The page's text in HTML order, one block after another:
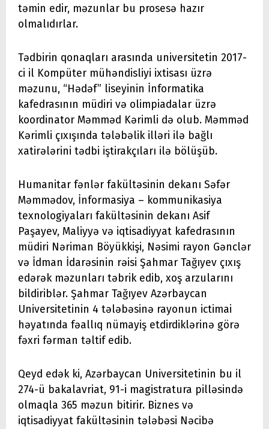
təmin edir, məzunlar bu prosesə hazır
olmalıdırlar.
Tədbirin qonaqları arasında universitetin 2017-
ci il Kompüter mühəndisliyi ixtisası üzrə
məzunu, “Hədəf” liseyinin İnformatika
kafedrasının müdiri və olimpiadalar üzrə
koordinator Məmməd Kərimli də olub. Məmməd
Kərimli çıxışında tələbəlik illəri ilə bağlı
xatirələrini tədbi iştirakçıları ilə bölüşüb.
Humanitar fənlər fakültəsinin dekanı Səfər
Məmmədov, İnformasiya – kommunikasiya
texnologiyaları fakültəsinin dekanı Asif
Paşayev, Maliyyə və iqtisadiyyat kafedrasının
müdiri Nəriman Böyükkişi, Nəsimi rayon Gənclər
və İdman İdarəsinin rəisi Şahmar Tağıyev çıxış
edərək məzunları təbrik edib, xoş arzularını
bildiriblər. Şahmar Tağıyev Azərbaycan
Universitetinin 4 tələbəsinə rayonun ictimai
həyatında fəallıq nümayiş etdirdiklərinə görə
fəxri fərman təltif edib.
Qeyd edək ki, Azərbaycan Universitetinin bu il
274-ü bakalavriat, 91-i magistratura pilləsində
olmaqla 365 məzun bitirir. Biznes və
iqtisadiyyat fakültəsinin tələbəsi Nəcibə